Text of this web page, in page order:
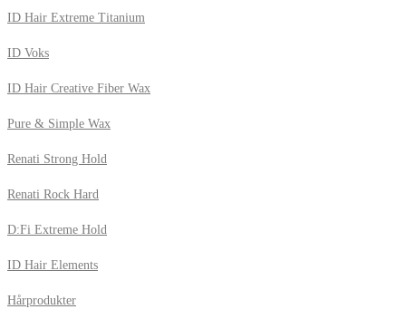
ID Hair Extreme Titanium
ID Voks
ID Hair Creative Fiber Wax
Pure & Simple Wax
Renati Strong Hold
Renati Rock Hard
D:Fi Extreme Hold
ID Hair Elements
Hårprodukter